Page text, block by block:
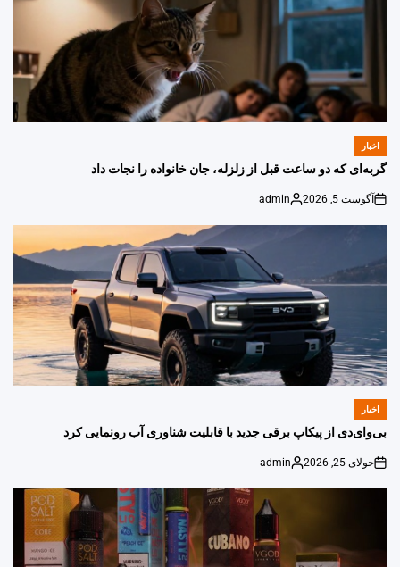
POSTED
IN
اخبار
گربه‌ای که دو ساعت قبل از زلزله، جان خانواده را نجات داد
on
آگوست 5, 2026
Posted
admin
POSTED
اخبار
بی‌وای‌دی از پیکاپ برقی جدید با قابلیت شناوری آب رونمایی کرد
on
جولای 25, 2026
Posted
admin